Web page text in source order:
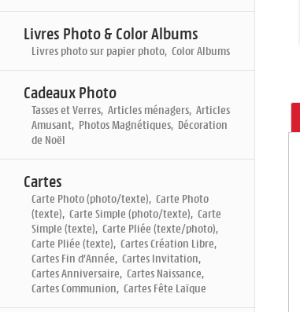
Livres Photo & Color Albums
Livres photo sur papier photo, Color Albums
Cadeaux Photo
Tasses et Verres, Articles ménagers, Articles
Amusant, Photos Magnétiques, Décoration
de Noël
Cartes
Carte Photo (photo/texte), Carte Photo
(texte), Carte Simple (photo/texte), Carte
Simple (texte), Carte Pliée (texte/photo),
Carte Pliée (texte), Cartes Création Libre,
Cartes Fin d'Année, Cartes Invitation,
Cartes Anniversaire, Cartes Naissance,
Cartes Communion, Cartes Fête Laïque